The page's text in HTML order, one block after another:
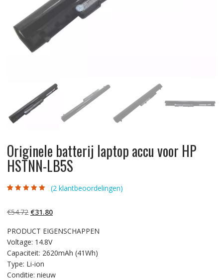
Originele batterij laptop accu voor HP
HSTNN-LB5S
klantbeoordelinge
(2klantbeoordelingen)
€54.72 Oorspronkelijke
was:
€54.72.
€31.80Huidige
is:
€31.80.
PRODUCT EIGENSCHAPPEN
Voltage: 14.8V
Capaciteit: 2620mAh (41Wh)
Type: Li-ion
Conditie: nieuw